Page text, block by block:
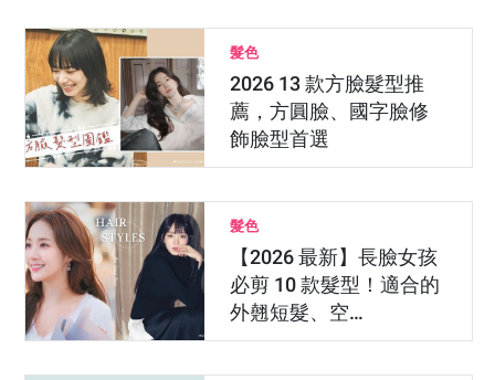
髮色
2026 13 款方臉髮型推
薦，方圓臉、國字臉修
飾臉型首選
髮色
【2026 最新】長臉女孩
必剪 10 款髮型！適合的
外翹短髮、空…